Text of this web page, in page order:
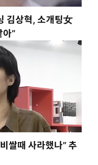
김상혁, 소개팅女
”
쌀때 사라했나” 추